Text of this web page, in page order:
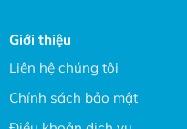
Giới thiệu
Liên hệ chúng tôi
Chính sách bảo mật